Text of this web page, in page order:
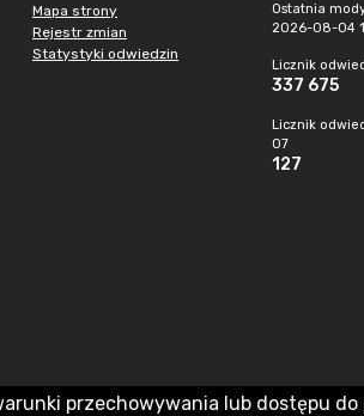
Mapa strony
Rejestr zmian
Statystyki odwiedzin
Ostatnia
2026-08-04
Licznik
337 675
Licznik
07
127
przechowywania lub dostępu do